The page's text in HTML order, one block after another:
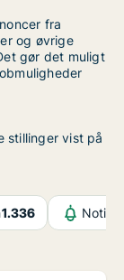
fra
og øvrige
gør det muligt
stillinger vist på
1.336